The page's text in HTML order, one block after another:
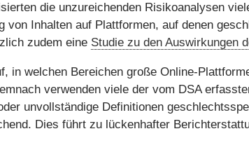
die unzureichenden Risikoanalysen
von Inhalten auf Plattformen, auf denen
zudem eine Studie zu den Auswirkungen
in welchen Bereichen große Online-
verwenden viele der vom DSA
unvollständige Definitionen
Dies führt zu lückenhafter